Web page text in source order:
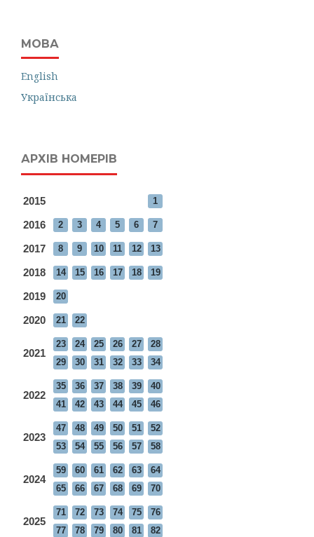
МОВА
English
Українська
АРХІВ НОМЕРІВ
2015 1
2016 2 3 4 5 6 7
2017 8 9 10 11 12 13
2018 14 15 16 17 18 19
2019 20
2020 21 22
2021
23 24 25 26 27
28
29
30 31 32 33 34
2022
35 36 37 38 39
40
41
42 43 44 45 46
2023
47 48 49 50 51
52
53
54 55 56 57 58
2024
59 60 61 62 63
64
65
66 67 68 69 70
2025
71 72 73 74 75
76
77
78 79 80 81 82